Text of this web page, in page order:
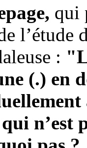
qui
l’étude
:
(.) en
n’est